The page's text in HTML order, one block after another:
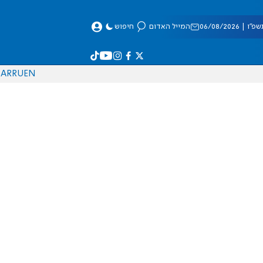
08/2026 המייל האדום חיפוש
EN
RU
AR